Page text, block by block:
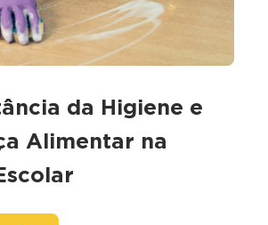
da Higiene e
Alimentar na